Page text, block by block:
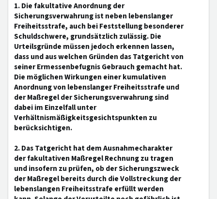
1. Die fakultative Anordnung der
Sicherungsverwahrung ist neben lebenslanger
Freiheitsstrafe, auch bei Feststellung besonderer
Schuldschwere, grundsätzlich zulässig. Die
Urteilsgründe müssen jedoch erkennen lassen,
dass und aus welchen Gründen das Tatgericht von
seiner Ermessenbefugnis Gebrauch gemacht hat.
Die möglichen Wirkungen einer kumulativen
Anordnung von lebenslanger Freiheitsstrafe und
der Maßregel der Sicherungsverwahrung sind
dabei im Einzelfall unter
Verhältnismäßigkeitsgesichtspunkten zu
berücksichtigen.
2. Das Tatgericht hat dem Ausnahmecharakter
der fakultativen Maßregel Rechnung zu tragen
und insofern zu prüfen, ob der Sicherungszweck
der Maßregel bereits durch die Vollstreckung der
lebenslangen Freiheitsstrafe erfüllt werden